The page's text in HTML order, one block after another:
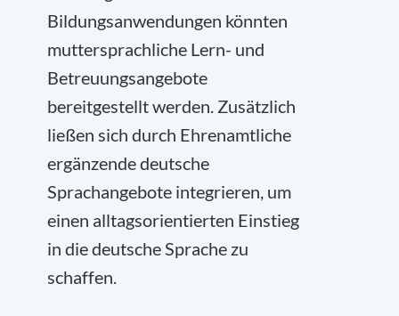
Bildungsanwendungen könnten
muttersprachliche Lern- und
Betreuungsangebote
bereitgestellt werden. Zusätzlich
ließen sich durch Ehrenamtliche
ergänzende deutsche
Sprachangebote integrieren, um
einen alltagsorientierten Einstieg
in die deutsche Sprache zu
schaffen.